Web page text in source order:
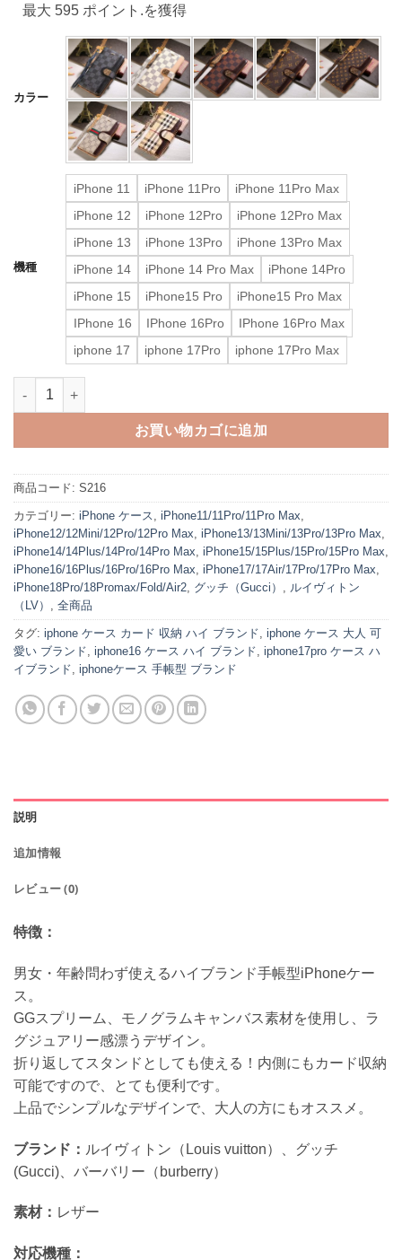
最大 595 ポイント.を獲得
カラー
機種
iPhone 11 iPhone 11Pro
iPhone 11Pro Max
iPhone 12
iPhone 12Pro
iPhone 12Pro Max
iPhone 13
iPhone 13Pro
iPhone 13Pro Max
iPhone 14
iPhone 14 Pro Max
iPhone 14Pro
iPhone 15
iPhone15 Pro
iPhone15 Pro Max
IPhone 16
IPhone 16Pro
IPhone 16Pro Max
iphone 17
iphone 17Pro iphone 17Pro Max
ヴィトン 携帯 ケース 手帳 型 iphone18pro/18promax/17/
お買い物カゴに追加
商品コード: S216
カテゴリー: iPhone ケース, iPhone11/11Pro/11Pro Max,
iPhone12/12Mini/12Pro/12Pro Max, iPhone13/13Mini/13Pro/13Pro Max,
iPhone14/14Plus/14Pro/14Pro Max, iPhone15/15Plus/15Pro/15Pro Max,
iPhone16/16Plus/16Pro/16Pro Max, iPhone17/17Air/17Pro/17Pro Max,
iPhone18Pro/18Promax/Fold/Air2, グッチ（Gucci） , ルイヴィトン
（LV） , 全商品
タグ: iphone ケース カード 収納 ハイ ブランド, iphone ケース 大人 可
愛い ブランド, iphone16 ケース ハイ ブランド, iphone17pro ケース ハ
イブランド, iphoneケース 手帳型 ブランド
説明
追加情報
レビュー (0)
特徴：
男女・年齢問わず使えるハイブランド手帳型iPhoneケー
ス。
GGスプリーム、モノグラムキャンバス素材を使用し、ラ
グジュアリー感漂うデザイン。
折り返してスタンドとしても使える！内側にもカード収納
可能ですので、とても便利です。
上品でシンプルなデザインで、大人の方にもオススメ。
ブランド： ルイヴィトン（Louis vuitton）、グッチ
(Gucci)、バーバリー（burberry）
素材： レザー
対応機種：